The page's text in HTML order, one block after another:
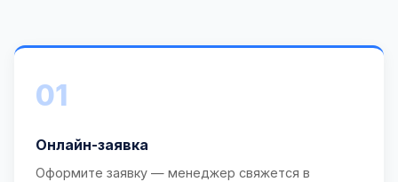
01
Онлайн-заявка
Оформите заявку — менеджер свяжется в